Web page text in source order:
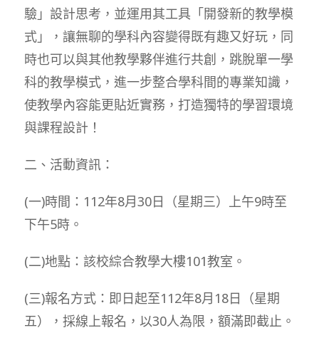
驗」設計思考，並運用其工具「開發新的教學模
式」，讓無聊的學科內容變得既有趣又好玩，同
時也可以與其他教學夥伴進行共創，跳脫單一學
科的教學模式，進一步整合學科間的專業知識，
使教學內容能更貼近實務，打造獨特的學習環境
與課程設計！
二、活動資訊：
(一)時間：112年8月30日（星期三）上午9時至
下午5時。
(二)地點：該校綜合教學大樓101教室。
(三)報名方式：即日起至112年8月18日（星期
五），採線上報名，以30人為限，額滿即截止。